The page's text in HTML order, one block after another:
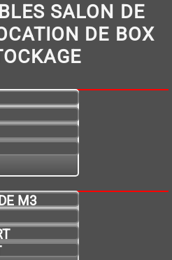
SALON DE
DE BOX
M3